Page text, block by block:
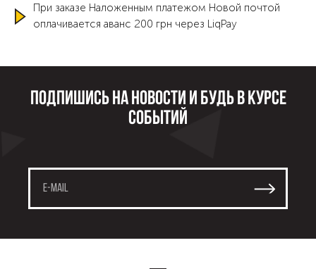
При заказе Наложенным платежом Новой почтой
оплачивается аванс 200 грн через LiqPay
Подпишись на новости и будь в курсе
событий